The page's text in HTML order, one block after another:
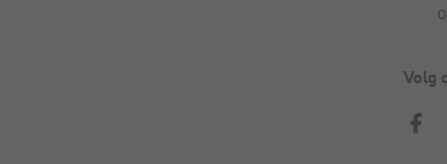
Volg